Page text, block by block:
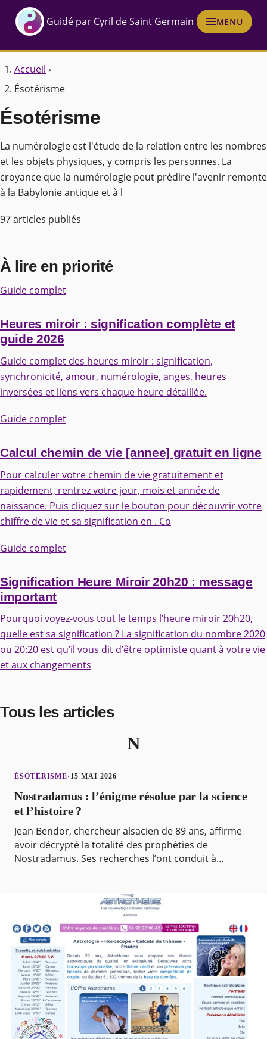
Guidé par Cyril de Saint Germain MENU
Accueil ›
Ésotérisme
Ésotérisme
La numérologie est l'étude de la relation entre les nombres
et les objets physiques, y compris les personnes. La
croyance que la numérologie peut prédire l'avenir remonte
à la Babylonie antique et à l
97 articles publiés
À lire en priorité
Guide complet
Heures miroir : signification complète et
guide 2026
Guide complet des heures miroir : signification,
synchronicité, amour, numérologie, anges, heures
inversées et liens vers chaque heure détaillée.
Guide complet
Calcul chemin de vie [annee] gratuit en ligne
Pour calculer votre chemin de vie gratuitement et
rapidement, rentrez votre jour, mois et année de
naissance. Puis cliquez sur le bouton pour découvrir votre
chiffre de vie et sa signification en . Co
Guide complet
Signification Heure Miroir 20h20 : message
important
Pourquoi voyez-vous tout le temps l’heure miroir 20h20,
quelle est sa signification ? La signification du nombre 2020
ou 20:20 est qu’il vous dit d’être optimiste quant à votre vie
et aux changements
Tous les articles
N
ÉSOTÉRISME· 15 MAI 2026
Nostradamus : l’énigme résolue par la science
et l’histoire ?
Jean Bendor, chercheur alsacien de 89 ans, affirme
avoir décrypté la totalité des prophéties de
Nostradamus. Ses recherches l’ont conduit à